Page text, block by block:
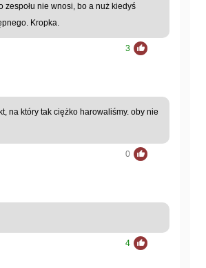
nie wnosi, bo a nuż kiedyś
Kropka.
3
na który tak ciężko harowaliśmy. oby nie
0
4